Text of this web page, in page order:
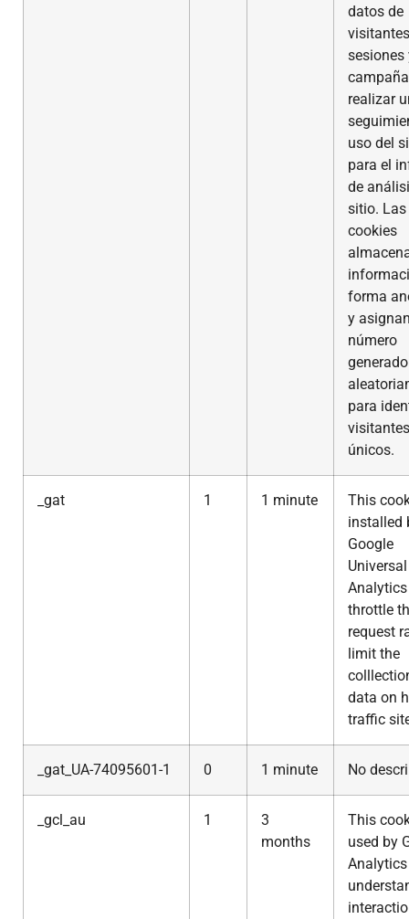
datos de
sesiones
realizar
uso del
para el
de
sitio. Las
cookies
forma
y
número
generado
para
visitantes
únicos.
_gat 1 1 minute
This
installed
Google
Universal
throttle
request
limit the
data on
traffic
_gat_UA-74095601-1 0 1 minute No
_gcl_au 1
3
months
This
used by